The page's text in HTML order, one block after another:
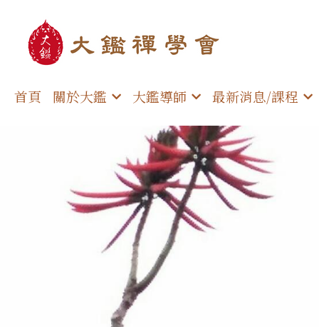
首頁 關於大鑑 大鑑導師 最新消息/課程